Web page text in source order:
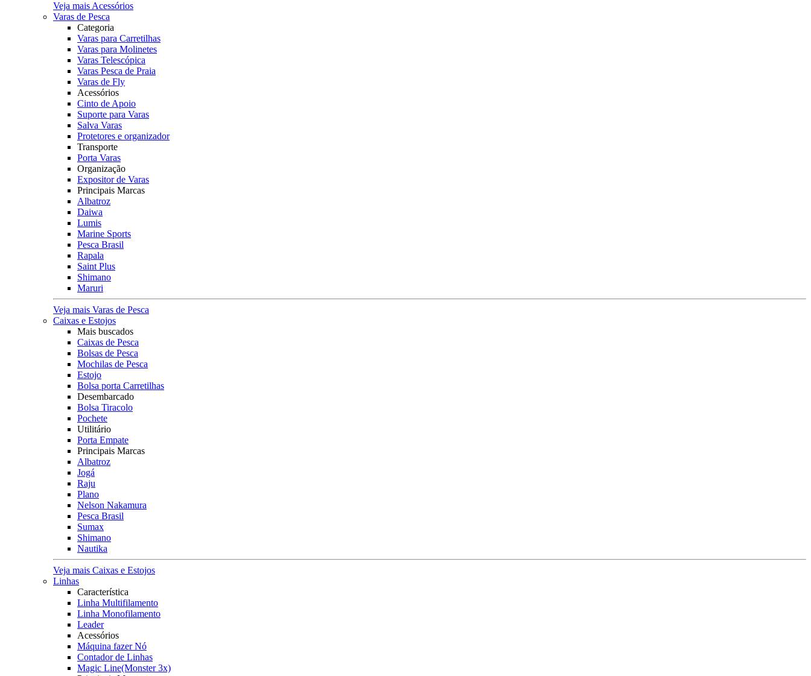
Veja mais Acessórios
Varas de Pesca
Categoria
Varas para Carretilhas
Varas para Molinetes
Varas Telescópica
Varas Pesca de Praia
Varas de Fly
Acessórios
Cinto de Apoio
Suporte para Varas
Salva Varas
Protetores e organizador
Transporte
Porta Varas
Organização
Expositor de Varas
Principais Marcas
Albatroz
Daiwa
Lumis
Marine Sports
Pesca Brasil
Rapala
Saint Plus
Shimano
Maruri
Veja mais Varas de Pesca
Caixas e Estojos
Mais buscados
Caixas de Pesca
Bolsas de Pesca
Mochilas de Pesca
Estojo
Bolsa porta Carretilhas
Desembarcado
Bolsa Tiracolo
Pochete
Utilitário
Porta Empate
Principais Marcas
Albatroz
Jogá
Raju
Plano
Nelson Nakamura
Pesca Brasil
Sumax
Shimano
Nautika
Veja mais Caixas e Estojos
Linhas
Característica
Linha Multifilamento
Linha Monofilamento
Leader
Acessórios
Máquina fazer Nó
Contador de Linhas
Magic Line(Monster 3x)